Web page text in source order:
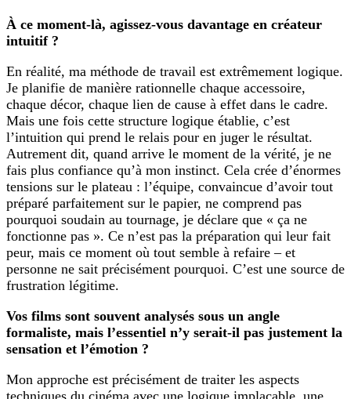
À ce moment-là, agissez-vous davantage en créateur
intuitif ?
En réalité, ma méthode de travail est extrêmement logique.
Je planifie de manière rationnelle chaque accessoire,
chaque décor, chaque lien de cause à effet dans le cadre.
Mais une fois cette structure logique établie, c’est
l’intuition qui prend le relais pour en juger le résultat.
Autrement dit, quand arrive le moment de la vérité, je ne
fais plus confiance qu’à mon instinct. Cela crée d’énormes
tensions sur le plateau : l’équipe, convaincue d’avoir tout
préparé parfaitement sur le papier, ne comprend pas
pourquoi soudain au tournage, je déclare que « ça ne
fonctionne pas ». Ce n’est pas la préparation qui leur fait
peur, mais ce moment où tout semble à refaire – et
personne ne sait précisément pourquoi. C’est une source de
frustration légitime.
Vos films sont souvent analysés sous un angle
formaliste, mais l’essentiel n’y serait-il pas justement la
sensation et l’émotion ?
Mon approche est précisément de traiter les aspects
techniques du cinéma avec une logique implacable, une